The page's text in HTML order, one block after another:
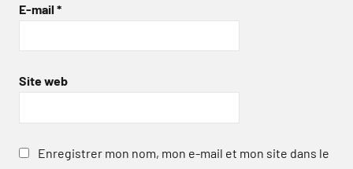
E-mail *
Site web
Enregistrer mon nom, mon e-mail et mon site dans le